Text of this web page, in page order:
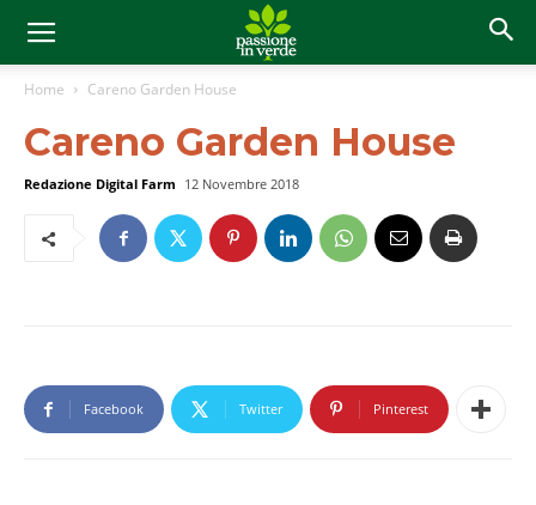
Home Careno Garden House
Careno Garden House
Redazione Digital Farm 12 Novembre 2018
Facebook Twitter Pinterest